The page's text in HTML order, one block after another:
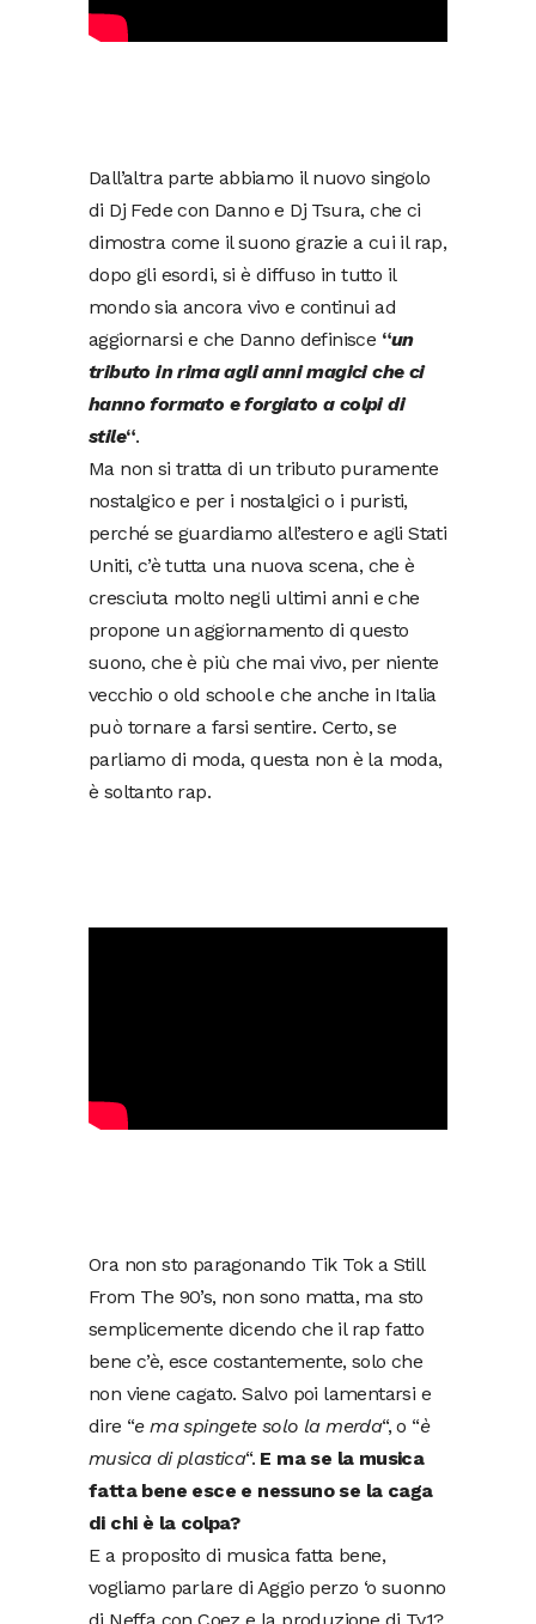
Dall’altra parte abbiamo il nuovo singolo
di Dj Fede con Danno e Dj Tsura, che ci
dimostra come il suono grazie a cui il rap,
dopo gli esordi, si è diffuso in tutto il
mondo sia ancora vivo e continui ad
aggiornarsi e che Danno definisce “un
tributo in rima agli anni magici che ci
hanno formato e forgiato a colpi di
stile“.
Ma non si tratta di un tributo puramente
nostalgico e per i nostalgici o i puristi,
perché se guardiamo all’estero e agli Stati
Uniti, c’è tutta una nuova scena, che è
cresciuta molto negli ultimi anni e che
propone un aggiornamento di questo
suono, che è più che mai vivo, per niente
vecchio o old school e che anche in Italia
può tornare a farsi sentire. Certo, se
parliamo di moda, questa non è la moda,
è soltanto rap.
Ora non sto paragonando Tik Tok a Still
From The 90’s, non sono matta, ma sto
semplicemente dicendo che il rap fatto
bene c’è, esce costantemente, solo che
non viene cagato. Salvo poi lamentarsi e
dire “e ma spingete solo la merda“, o “è
musica di plastica“. E ma se la musica
fatta bene esce e nessuno se la caga
di chi è la colpa?
E a proposito di musica fatta bene,
vogliamo parlare di Aggio perzo ‘o suonno